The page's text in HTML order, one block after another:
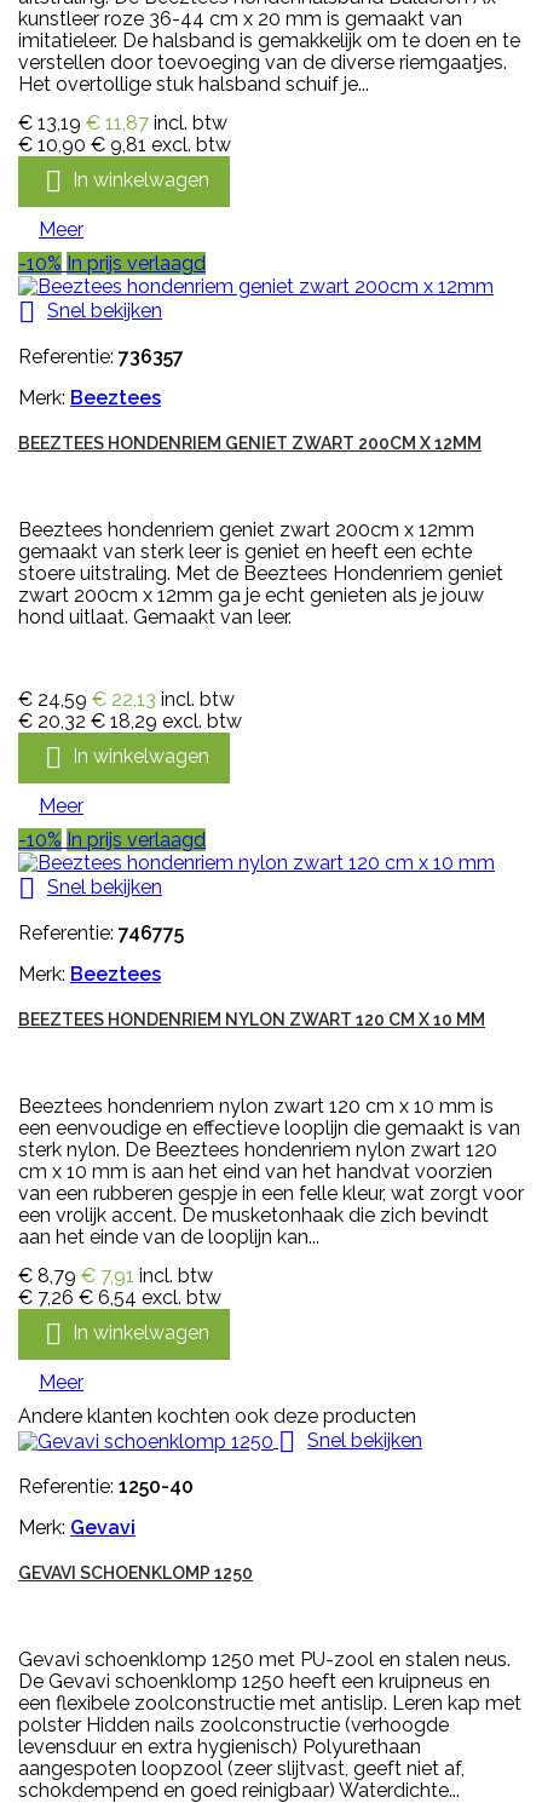
kunstleer roze 36-44 cm x 20 mm is gemaakt van
imitatieleer. De halsband is gemakkelijk om te doen en te
verstellen door toevoeging van de diverse riemgaatjes.
Het overtollige stuk halsband schuif je...
€ 13,19 € 11,87 incl. btw
€ 10,90 € 9,81 excl. btw
 In winkelwagen
Meer
-10% In prijs verlaagd
 Snel bekijken
Referentie: 736357
Merk: Beeztees
BEEZTEES HONDENRIEM GENIET ZWART 200CM X 12MM
Beeztees hondenriem geniet zwart 200cm x 12mm
gemaakt van sterk leer is geniet en heeft een echte
stoere uitstraling. Met de Beeztees Hondenriem geniet
zwart 200cm x 12mm ga je echt genieten als je jouw
hond uitlaat. Gemaakt van leer.
€ 24,59 € 22,13 incl. btw
€ 20,32 € 18,29 excl. btw
 In winkelwagen
Meer
-10% In prijs verlaagd
 Snel bekijken
Referentie: 746775
Merk: Beeztees
BEEZTEES HONDENRIEM NYLON ZWART 120 CM X 10 MM
Beeztees hondenriem nylon zwart 120 cm x 10 mm is
een eenvoudige en effectieve looplijn die gemaakt is van
sterk nylon. De Beeztees hondenriem nylon zwart 120
cm x 10 mm is aan het eind van het handvat voorzien
van een rubberen gespje in een felle kleur, wat zorgt voor
een vrolijk accent. De musketonhaak die zich bevindt
aan het einde van de looplijn kan...
€ 8,79 € 7,91 incl. btw
€ 7,26 € 6,54 excl. btw
 In winkelwagen
Meer
Andere klanten kochten ook deze producten
 Snel bekijken
Referentie: 1250-40
Merk: Gevavi
GEVAVI SCHOENKLOMP 1250
Gevavi schoenklomp 1250 met PU-zool en stalen neus.
De Gevavi schoenklomp 1250 heeft een kruipneus en
een flexibele zoolconstructie met antislip. Leren kap met
polster Hidden nails zoolconstructie (verhoogde
levensduur en extra hygienisch) Polyurethaan
aangespoten loopzool (zeer slijtvast, geeft niet af,
schokdempend en goed reinigbaar) Waterdichte...